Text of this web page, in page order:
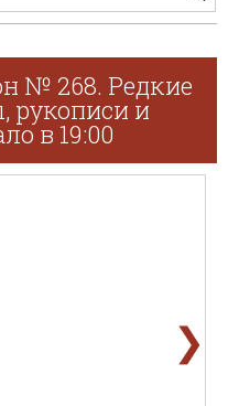
№ 268. Редкие
рукописи и
в 19:00
❯